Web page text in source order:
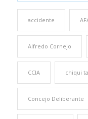
accidente
Alfredo Cornejo
CCIA chiqui
Concejo Deliberante